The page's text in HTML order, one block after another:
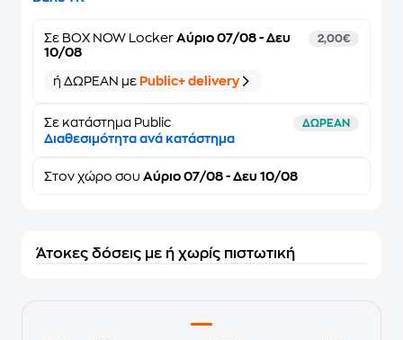
Σε BOX NOW Locker Αύριο 07/08 - Δευ
10/08
2,00€
ή ΔΩΡΕΑΝ με Public+ delivery
Σε κατάστημα Public ΔΩΡΕΑΝ
Διαθεσιμότητα ανά κατάστημα
Στον χώρο σου Αύριο 07/08 - Δευ 10/08
Άτοκες δόσεις με ή χωρίς πιστωτική